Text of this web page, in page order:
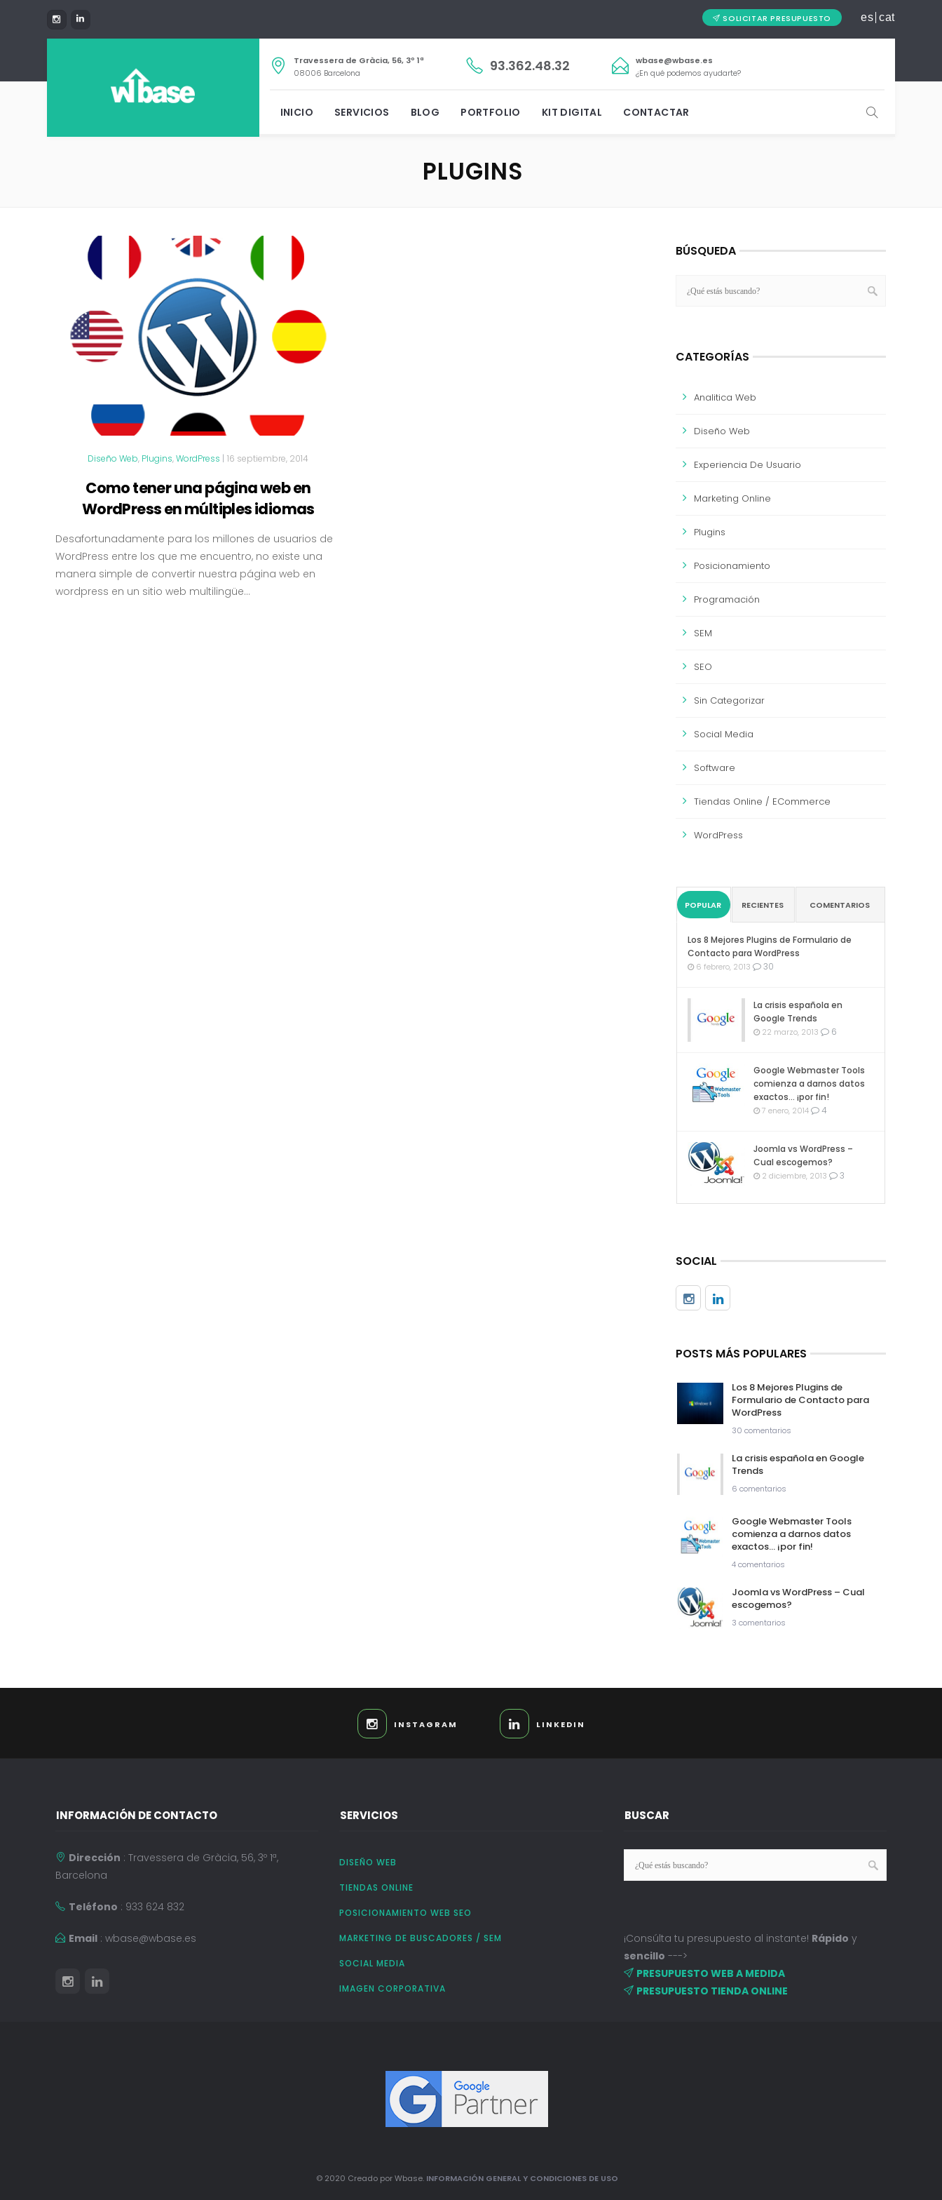
SOLICITAR PRESUPUESTO es cat
Travessera de Gràcia, 56, 3º 1ª
08006 Barcelona
93.362.48.32
wbase@wbase.es
¿En qué podemos ayudarte?
INICIO SERVICIOS BLOG PORTFOLIO KIT DIGITAL CONTACTAR
PLUGINS
Diseño Web, Plugins,WordPress | 16 septiembre, 2014
Como tener una página web en
WordPress en múltiples idiomas
Desafortunadamente para los millones de usuarios de
WordPress entre los que me encuentro, no existe una
manera simple de convertir nuestra página web en
wordpress en un sitio web multilingüe...
BÚSQUEDA
CATEGORÍAS
Analitica Web
Diseño Web
Experiencia De Usuario
Marketing Online
Plugins
Posicionamiento
Programación
SEM
SEO
Sin Categorizar
Social Media
Software
Tiendas Online / ECommerce
WordPress
POPULAR RECIENTES COMENTARIOS
Los 8 Mejores Plugins de Formulario de
Contacto para WordPress
6 febrero, 2013 30
La crisis española en
Google Trends
22 marzo, 2013 6
Google Webmaster Tools
comienza a darnos datos
exactos… ¡por fin!
7 enero, 2014 4
Joomla vs WordPress –
Cual escogemos?
2 diciembre, 2013 3
SOCIAL
POSTS MÁS POPULARES
Los 8 Mejores Plugins de
Formulario de Contacto para
WordPress
30 comentarios
La crisis española en Google
Trends
6 comentarios
Google Webmaster Tools
comienza a darnos datos
exactos… ¡por fin!
4 comentarios
Joomla vs WordPress – Cual
escogemos?
3 comentarios
INSTAGRAM LINKEDIN
INFORMACIÓN DE CONTACTO
Dirección : Travessera de Gràcia, 56, 3º 1ª,
Barcelona
Teléfono : 933 624 832
Email : wbase@wbase.es
SERVICIOS
DISEÑO WEB
TIENDAS ONLINE
POSICIONAMIENTO WEB SEO
MARKETING DE BUSCADORES / SEM
SOCIAL MEDIA
IMAGEN CORPORATIVA
BUSCAR
¡Consúlta tu presupuesto al instante! Rápido y
sencillo --->
PRESUPUESTO WEB A MEDIDA
PRESUPUESTO TIENDA ONLINE
© 2020 Creado por Wbase. INFORMACIÓN GENERAL Y CONDICIONES DE USO